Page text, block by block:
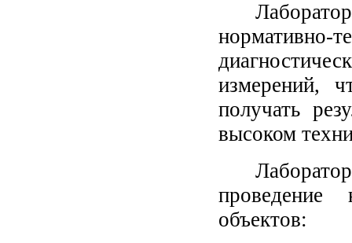
нормативно-
измерений,
получать
высоком
проведение
объектов: